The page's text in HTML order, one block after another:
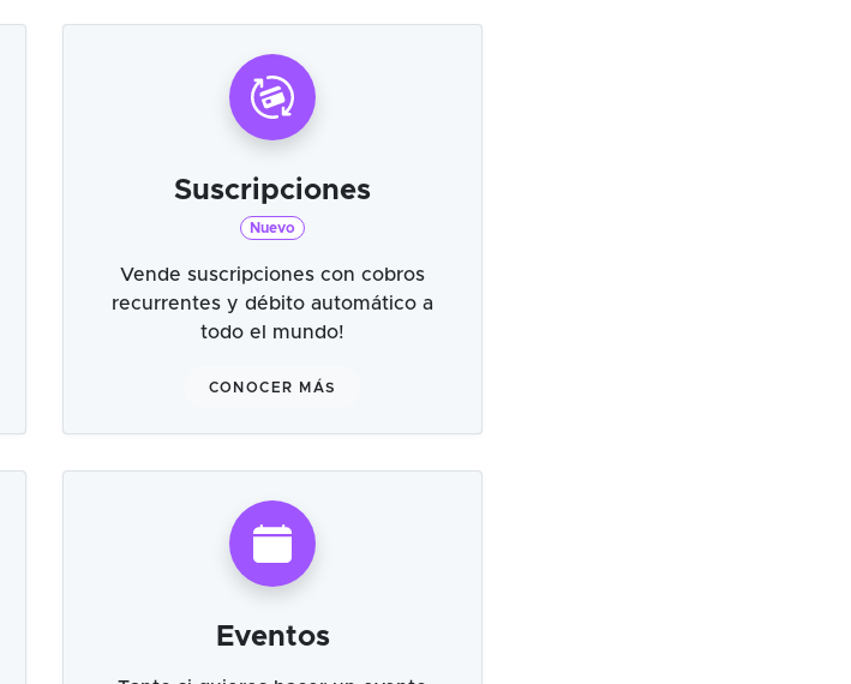
Suscripciones
Nuevo
Vende suscripciones con cobros
recurrentes y débito automático a
todo el mundo!
CONOCER MÁS
Eventos